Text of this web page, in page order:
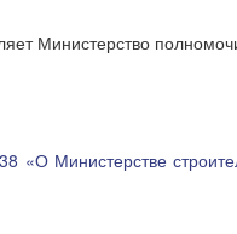
Министерство
«О Министерстве